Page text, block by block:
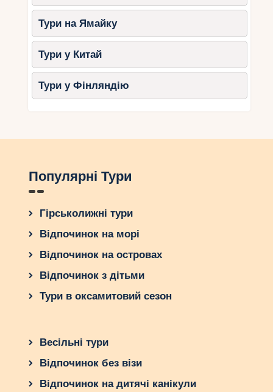
Тури на Ямайку
Тури у Китай
Тури у Фінляндію
Популярні Тури
Гірськолижні тури
Відпочинок на морі
Відпочинок на островах
Відпочинок з дітьми
Тури в оксамитовий сезон
Весільні тури
Відпочинок без візи
Відпочинок на дитячі канікули